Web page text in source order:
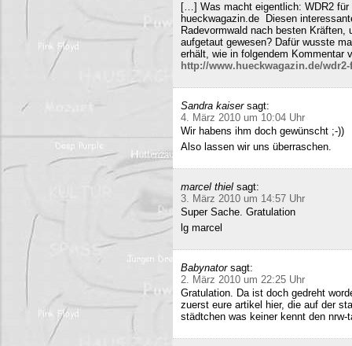
[…] Was macht eigentlich: WDR2
hueckwagazin.de Diesen
Radevormwald nach besten
aufgetaut gewesen? Dafür wusste
erhält, wie in folgendem Kommentar
http://www.hueckwagazin.de/
Sandra kaiser sagt:
4. März 2010 um 10:04 Uhr
Wir habens ihm doch gewünscht ;-))
Also lassen wir uns überraschen.
marcel thiel sagt:
3. März 2010 um 14:57 Uhr
Super Sache. Gratulation
lg marcel
Babynator sagt:
2. März 2010 um 22:25 Uhr
Gratulation. Da ist doch gedreht
zuerst eure artikel hier, die auf der
städtchen was keiner kennt den nrw-